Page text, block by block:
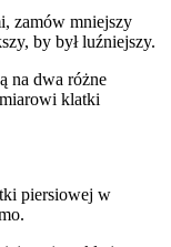
zamów mniejszy
by był luźniejszy.
na dwa różne
klatki
piersiowej w